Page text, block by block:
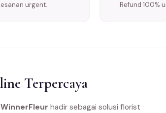
urgent.
Refund 100%
Terpercaya
WinnerFleur hadir sebagai solusi florist